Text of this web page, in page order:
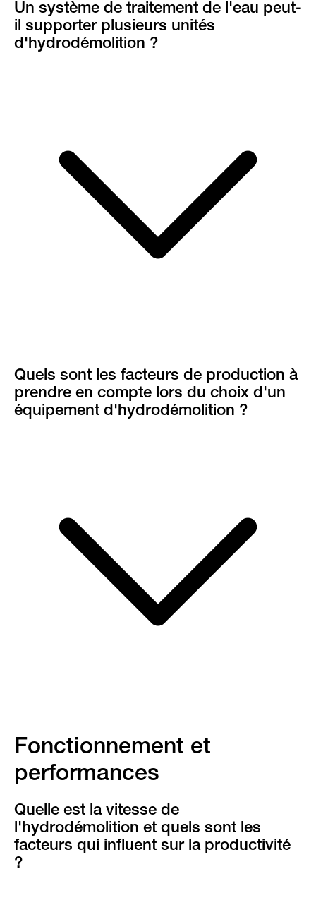
Un système de traitement de l'eau peut-
il supporter plusieurs unités
d'hydrodémolition ?
Quels sont les facteurs de production à
prendre en compte lors du choix d'un
équipement d'hydrodémolition ?
Fonctionnement et
performances
Quelle est la vitesse de
l'hydrodémolition et quels sont les
facteurs qui influent sur la productivité
?